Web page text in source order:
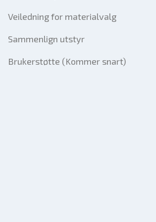
Veiledning for materialvalg
Sammenlign utstyr
Brukerstøtte (Kommer snart)